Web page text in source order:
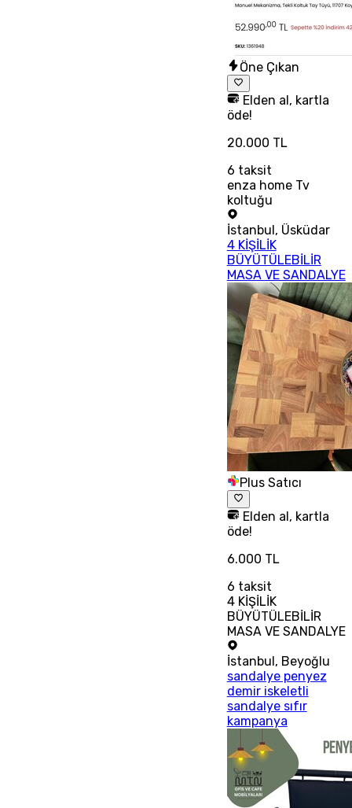
Öne Çıkan
Elden al, kartla
öde!
20.000 TL
6 taksit
enza home Tv
koltuğu
İstanbul , Üsküdar
4 KİŞİLİK
BÜYÜTÜLEBİLİR
MASA VE SANDALYE
Plus Satıcı
Elden al, kartla
öde!
6.000 TL
6 taksit
4 KİŞİLİK
BÜYÜTÜLEBİLİR
MASA VE SANDALYE
İstanbul, Beyoğlu
sandalye penyez
demir iskeletli
sandalye sıfır
kampanya